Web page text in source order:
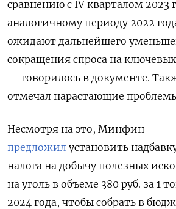
сравнению с IV кварталом 2023
аналогичному периоду 2022
ожидают дальнейшего
сокращения спроса на
— говорилось в документе.
отмечал нарастающие
Несмотря на это, Минфин
предложил установить
налога на добычу полезных
на уголь в объеме 380 руб. за 1
2024 года, чтобы собрать в